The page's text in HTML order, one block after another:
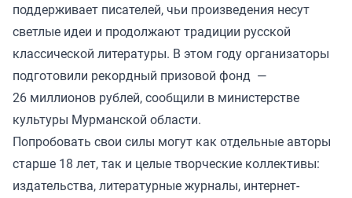
поддерживает писателей, чьи произведения несут
светлые идеи и продолжают традиции русской
классической литературы. В этом году организаторы
подготовили рекордный призовой фонд —
26 миллионов рублей, сообщили в министерстве
культуры Мурманской области.
Попробовать свои силы могут как отдельные авторы
старше 18 лет, так и целые творческие коллективы:
издательства, литературные журналы, интернет-